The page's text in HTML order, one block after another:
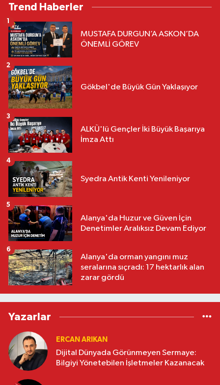
Trend Haberler
MUSTAFA DURGUN’A ASKON’DA
ÖNEMLİ GÖREV
1
Gökbel'de Büyük Gün Yaklaşıyor
2
ALKÜ'lü Gençler İki Büyük Başarıya
İmza Attı
3
Syedra Antik Kenti Yenileniyor
4
Alanya'da Huzur ve Güven İçin
Denetimler Aralıksız Devam Ediyor
5
Alanya'da orman yangını muz
seralarına sıçradı: 17 hektarlık alan
zarar gördü
6
Yazarlar
ERCAN ARIKAN
Dijital Dünyada Görünmeyen Sermaye:
Bilgiyi Yönetebilen İşletmeler Kazanacak